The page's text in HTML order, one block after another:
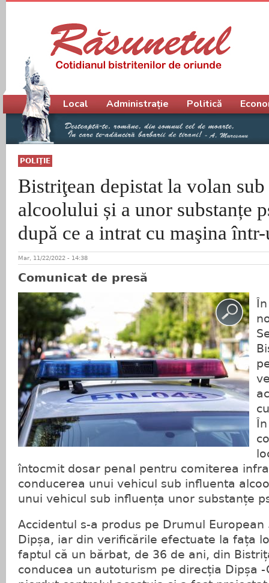
POLIŢIE
Bistriţean depistat la volan
alcoolului și a unor substanțe
după ce a intrat cu maşina
Mar, 11/22/2022 - 14:38
Comunicat de presă
întocmit dosar penal pentru comiterea
conducerea unui vehicul sub influenta
unui vehicul sub influența unor substanțe
Accidentul s-a produs pe Drumul
Dipșa, iar din verificările efectuate la fața
faptul că un bărbat, de 36 de ani, din
conducea un autoturism pe direcția Dipșa
Meniu principal
Local Administrație Politică